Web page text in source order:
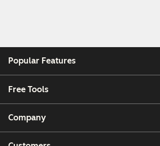
Popular Features
Free Tools
Company